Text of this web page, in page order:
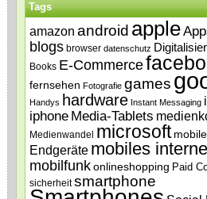
Tags
amazon android apple
blogs browser datenschutz
Books E-Commerce
fernsehen Fotografie games
Handys hardware Instant Messaging
iphone Media-Tablets
Medienwandel microsoft mobile
Endgeräte mobiles
mobilfunkonlineshopping Paid
sicherheit smartphone